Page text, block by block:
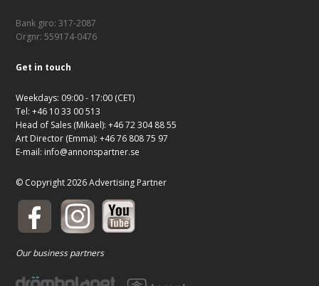
Bank giro: 317-2087
Orgnr: 559174-0476
Get in touch
Weekdays: 09:00 - 17:00 (CET)
Tel: +46 10 33 00 513
Head of Sales (Mikael): +46 72 304 88 55
Art Director (Emma): +46 76 808 75 97
E-mail: info@annonspartner.se
© Copyright 2026 Advertising Partner
Our business partners